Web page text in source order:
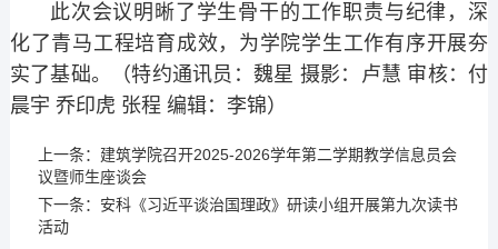
此次会议明晰了学生骨干的工作职责与纪律，深
化了青马工程培育成效，为学院学生工作有序开展夯
实了基础。（特约通讯员：魏星 摄影：卢慧 审核：付
晨宇 乔印虎 张程 编辑：李锦）
上一条： 建筑学院召开2025-2026学年第二学期教学信息员会
议暨师生座谈会
下一条： 安科《习近平谈治国理政》研读小组开展第九次读书
活动